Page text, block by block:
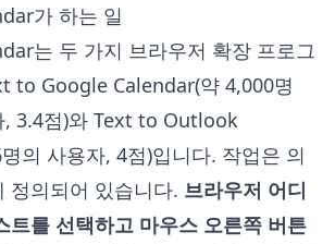
가 하는 일
는 두 가지 브라우저 확장 프로그
to Google Calendar(약 4,000명
3.4점)와 Text to Outlook
의 사용자, 4점)입니다. 작업은 의
정의되어 있습니다. 브라우저 어디
트를 선택하고 마우스 오른쪽 버튼